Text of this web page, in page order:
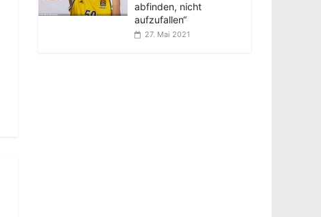
abfinden, nicht
aufzufallen“
27. Mai 2021